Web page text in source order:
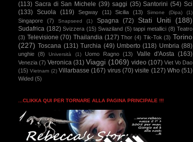
(113) Sacra di San Michele (39) saggi (35) Santorini (54) Sci
(133) Scuola (119) Segway (11) Sicilia (13) Simone (Dipa) (1)
Singapore (7) Snapseed (1) Spagna (72) Stati Uniti (188)
Sudafrica (182) Svizzera (15) Swaziland (5) tappi metallici (8) Teatro
(3) Televisione (70) Thailandia (127) Thor (4) Tik-Tok (3) Torino
(227) Toscana (131) Turchia (49) Umberto (118) Umbria (88)
unghie (8) Università (1) Uomo Ragno (13) Valle d'Aosta (163)
Venezia (7) Veronica (31) Viaggi (1069) video (107) Viet Vo Dao
(15) Vietnam (2) Villarbasse (167) virus (70) visite (127) Who (51)
Wided (5)
...CLIKKA QUI PER TORNARE ALLA PAGINA PRINCIPALE !!!